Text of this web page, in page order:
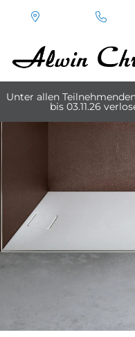
zum
Unter allen
bis 03.11.26